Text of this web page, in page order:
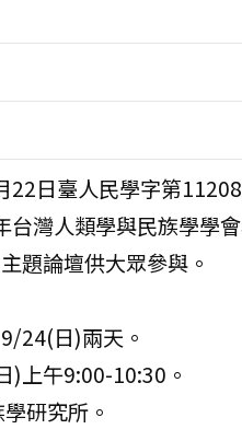
日臺人民學字第
灣人類學與民族學學
題論壇供大眾參與。
24(日)兩天。
午9:00-10:30。
研究所。